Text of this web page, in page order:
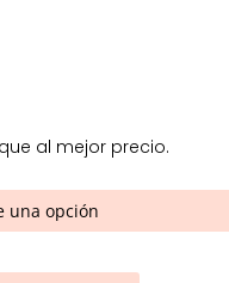
al mejor precio.